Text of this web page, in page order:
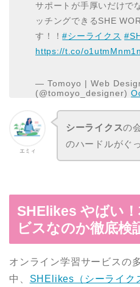
サポートが手厚いだけで
ッチングできるSHE
す！！#シーライクス
https://t.co/o1utmMnm1n
— Tomoyo | Web
(@tomoyo_designer)
エミィ
シーライクスの
のハードルがぐ
SHElikes やばい
ビスなのか徹底検
オンライン学習サービスの
中、 SHElikes（シーライク